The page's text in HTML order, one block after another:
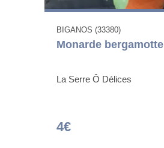
BIGANOS (33380)
Monarde bergamotte
La Serre Ô Délices
4€